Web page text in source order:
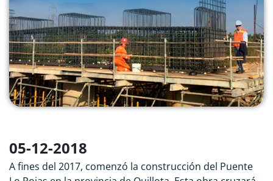
05-12-2018
A fines del 2017, comenzó la construcción del Puente